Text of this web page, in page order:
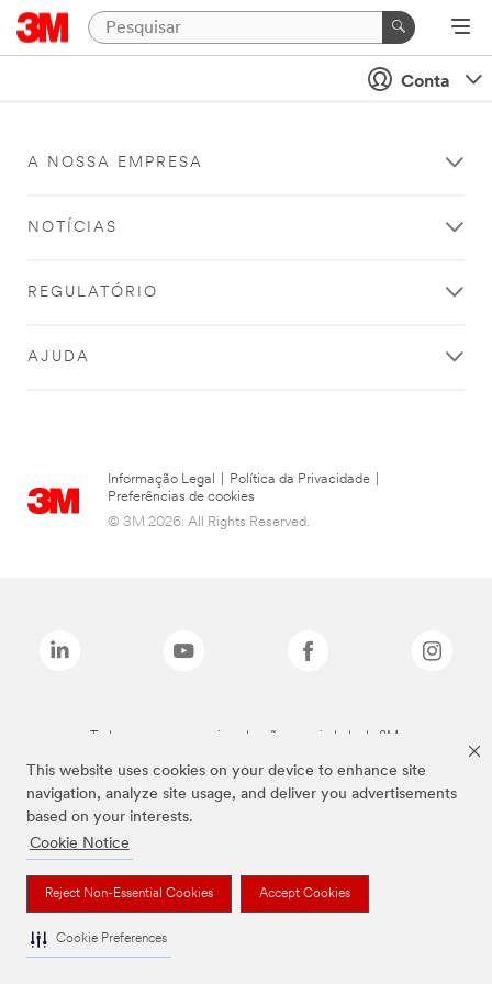
This website uses cookies on your device to enhance site
navigation, analyze site usage, and deliver you advertisements
based on your interests.
Cookie Notice
Reject Non-Essential Cookies Accept Cookies
Cookie Preferences
Conta
A NOSSA EMPRESA
NOTÍCIAS
REGULATÓRIO
AJUDA
Informação Legal Política da Privacidade
Preferências de cookies
© 3M 2026. All Rights Reserved.
Todas as marcas mencionadas são propriedade da 3M.